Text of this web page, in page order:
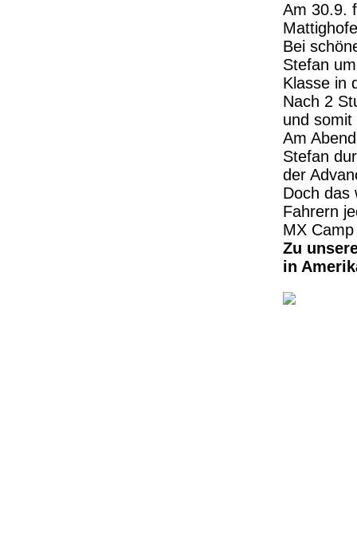
Am 30.9.
Bei
Stefan
Klasse in
Nach 2
und
Am
Stefan
der
Doch das
Fahrern
MX
Zu
in